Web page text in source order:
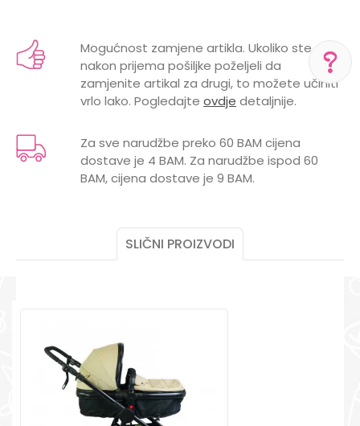
POMOĆ PRI KUPOVINI
pomoć i porudžbine
+387 656-72209
Radno vreme
Kategorija
Osnovni modeli kolica
Brend
PUERRI
UNISEX
Email
Mogućnost zamjene artikla. Ukoliko ste
nakon prijema pošiljke poželjeli da
zamjenite artikal za drugi, to možete učiniti
vrlo lako. Pogledajte ovdje detaljnije.
Za sve narudžbe preko 60 BAM cijena
dostave je 4 BAM. Za narudžbe ispod 60
BAM, cijena dostave je 9 BAM.
SLIČNI PROIZVODI